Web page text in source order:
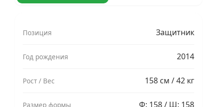
Позиция Защитник
Год рождения 2014
Рост / Вес 158 см / 42 кг
Размер формы Ф: 158 / Ш: 158